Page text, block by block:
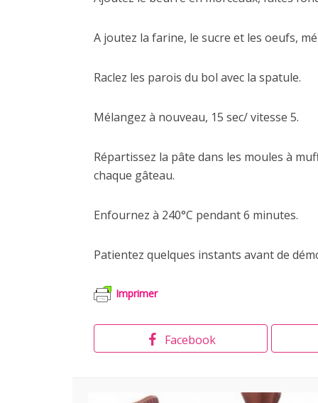
A joutez la farine, le sucre et les oeufs,
Raclez les parois du bol avec la spatule.
Mélangez à nouveau, 15 sec/ vitesse 5.
Répartissez la pâte dans les moules à
chaque gâteau.
Enfournez à 240°C pendant 6 minutes.
Patientez quelques instants avant de
Imprimer
Facebook